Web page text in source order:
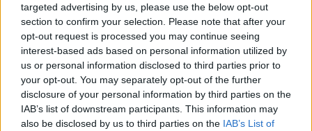
targeted advertising by us, please use the below opt-out
section to confirm your selection. Please note that after your
opt-out request is processed you may continue seeing
interest-based ads based on personal information utilized by
us or personal information disclosed to third parties prior to
your opt-out. You may separately opt-out of the further
disclosure of your personal information by third parties on the
IAB’s list of downstream participants. This information may
also be disclosed by us to third parties on the IAB’s List of
Summer Mode ON! Η LG μετατρέπει κάθε
στιγμή σε απόλυτη gaming εμπειρία!